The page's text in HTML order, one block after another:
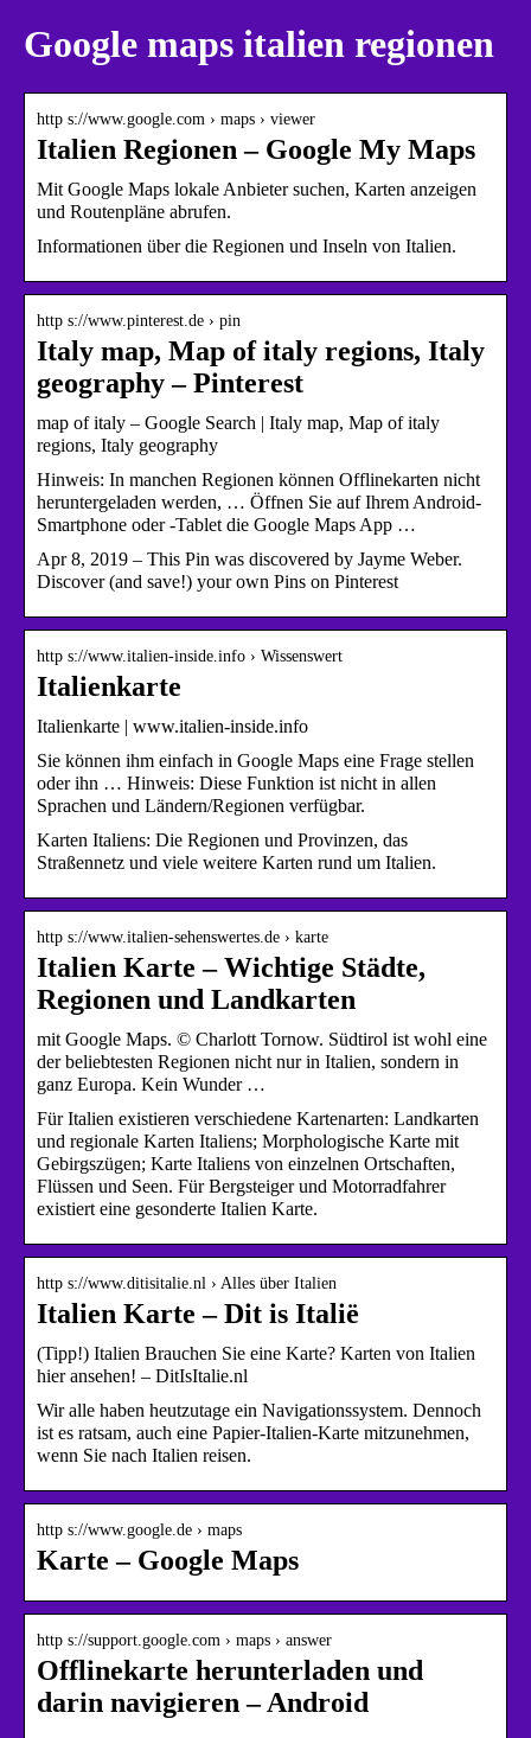
Google maps italien regionen
http s://www.google.com › maps › viewer
Italien Regionen – Google My Maps
Mit Google Maps lokale Anbieter suchen, Karten anzeigen
und Routenpläne abrufen.
Informationen über die Regionen und Inseln von Italien.
http s://www.pinterest.de › pin
Italy map, Map of italy regions, Italy
geography – Pinterest
map of italy – Google Search | Italy map, Map of italy
regions, Italy geography
Hinweis: In manchen Regionen können Offlinekarten nicht
heruntergeladen werden, … Öffnen Sie auf Ihrem Android-
Smartphone oder ‑Tablet die Google Maps App …
Apr 8, 2019 – This Pin was discovered by Jayme Weber.
Discover (and save!) your own Pins on Pinterest
http s://www.italien-inside.info › Wissenswert
Italienkarte
Italienkarte | www.italien-inside.info
Sie können ihm einfach in Google Maps eine Frage stellen
oder ihn … Hinweis: Diese Funktion ist nicht in allen
Sprachen und Ländern/Regionen verfügbar.
Karten Italiens: Die Regionen und Provinzen, das
Straßennetz und viele weitere Karten rund um Italien.
http s://www.italien-sehenswertes.de › karte
Italien Karte – Wichtige Städte,
Regionen und Landkarten
mit Google Maps. © Charlott Tornow. Südtirol ist wohl eine
der beliebtesten Regionen nicht nur in Italien, sondern in
ganz Europa. Kein Wunder …
Für Italien existieren verschiedene Kartenarten: Landkarten
und regionale Karten Italiens; Morphologische Karte mit
Gebirgszügen; Karte Italiens von einzelnen Ortschaften,
Flüssen und Seen. Für Bergsteiger und Motorradfahrer
existiert eine gesonderte Italien Karte.
http s://www.ditisitalie.nl › Alles über Italien
Italien Karte – Dit is Italië
(Tipp!) Italien Brauchen Sie eine Karte? Karten von Italien
hier ansehen! – DitIsItalie.nl
Wir alle haben heutzutage ein Navigationssystem. Dennoch
ist es ratsam, auch eine Papier-Italien-Karte mitzunehmen,
wenn Sie nach Italien reisen.
http s://www.google.de › maps
Karte – Google Maps
http s://support.google.com › maps › answer
Offlinekarte herunterladen und
darin navigieren – Android